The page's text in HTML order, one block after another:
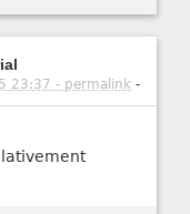
23:37 - permalink -